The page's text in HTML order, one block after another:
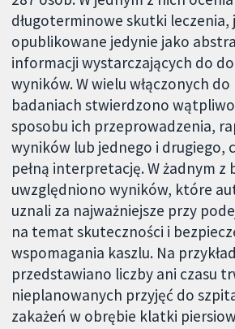
długoterminowe skutki leczenia,
opublikowane jedynie jako
informacji wystarczających do
wyników. W wielu włączonych
badaniach stwierdzono
sposobu ich przeprowadzenia,
wyników lub jednego i drugiego,
pełną interpretację. W żadnym z
uwzględniono wyników, które
uznali za najważniejsze przy
na temat skuteczności i
wspomagania kaszlu. Na
przedstawiano liczby ani czasu
nieplanowanych przyjęć do
zakażeń w obrębie klatki